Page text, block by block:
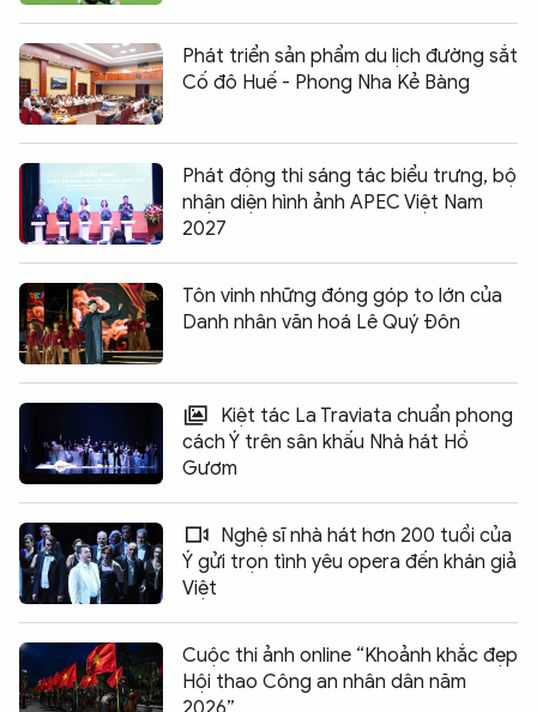
Phát triển sản phẩm du lịch đường sắt
Cố đô Huế - Phong Nha Kẻ Bàng
Phát động thi sáng tác biểu trưng, bộ
nhận diện hình ảnh APEC Việt Nam
2027
Tôn vinh những đóng góp to lớn của
Danh nhân văn hoá Lê Quý Đôn
Kiệt tác La Traviata chuẩn phong
cách Ý trên sân khấu Nhà hát Hồ
Gươm
Nghệ sĩ nhà hát hơn 200 tuổi của
Ý gửi trọn tình yêu opera đến khán giả
Việt
Cuộc thi ảnh online “Khoảnh khắc đẹp
Hội thao Công an nhân dân năm